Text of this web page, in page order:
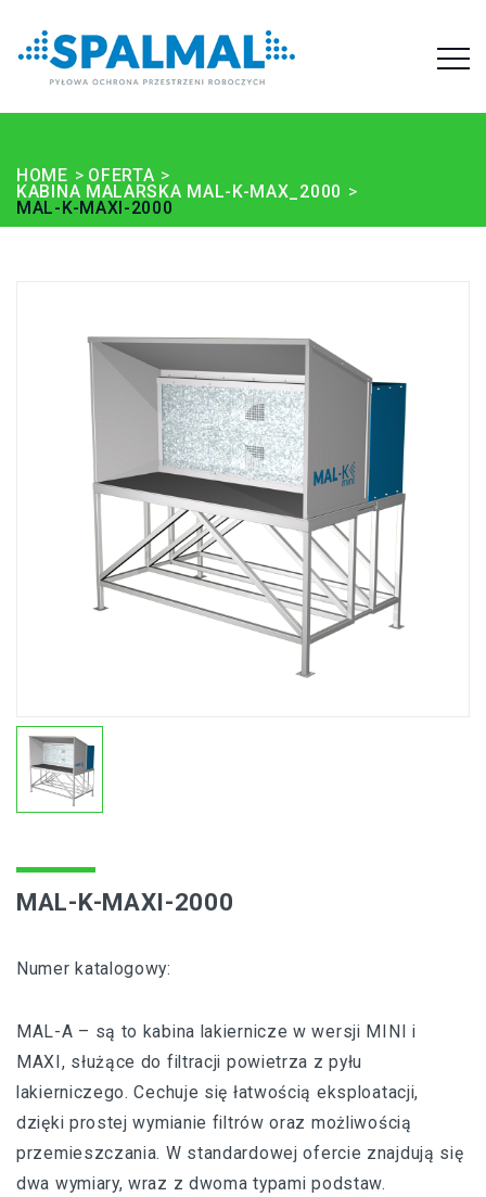
HOME OFERTA
KABINA MALARSKA MAL-K-MAX_2000
MAL-K-MAXI-2000
MAL-K-MAXI-2000
Numer katalogowy:
MAL-A – są to kabina lakiernicze w wersji MINI i
MAXI, służące do filtracji powietrza z pyłu
lakierniczego. Cechuje się łatwością eksploatacji,
dzięki prostej wymianie filtrów oraz możliwością
przemieszczania. W standardowej ofercie znajdują się
dwa wymiary, wraz z dwoma typami podstaw.